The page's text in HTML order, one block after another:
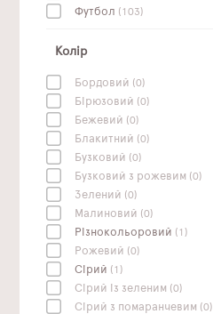
Футбол (103)
Колір
Бордовий (0)
Бірюзовий (0)
Бежевий (0)
Блакитний (0)
Бузковий (0)
Бузковий з рожевим (0)
Зелений (0)
Малиновий (0)
Різнокольоровий (1)
Рожевий (0)
Сірий (1)
Сірий із зеленим (0)
Сірий з помаранчевим (0)